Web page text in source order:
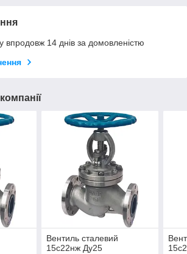
впродовж 14 днів за домовленістю
Вентиль сталевий
15с22нж Ду25